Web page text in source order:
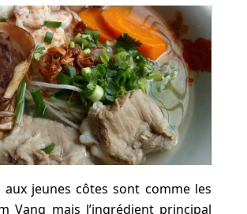
aux jeunes côtes sont comme les
Vang mais l’ingrédient principal